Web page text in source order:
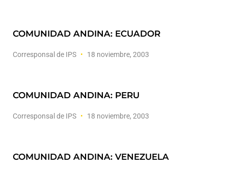
COMUNIDAD ANDINA: ECUADOR
Corresponsal de IPS 18 noviembre, 2003
COMUNIDAD ANDINA: PERU
Corresponsal de IPS 18 noviembre, 2003
COMUNIDAD ANDINA: VENEZUELA